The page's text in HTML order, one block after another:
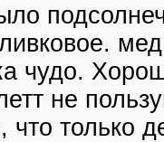
чудо.
не
что только